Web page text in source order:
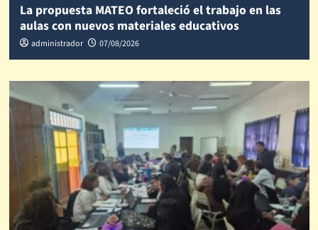
La propuesta MATEO fortaleció el trabajo en las
aulas con nuevos materiales educativos
administrador 07/08/2026